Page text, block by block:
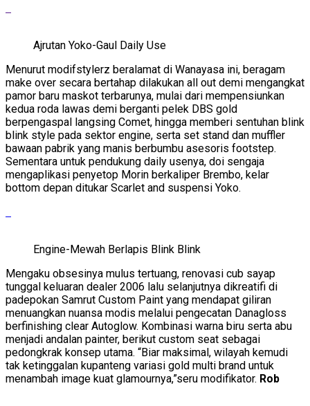
Ajrutan Yoko-Gaul Daily Use
Menurut modifstylerz beralamat di Wanayasa ini, beragam
make over secara bertahap dilakukan all out demi mengangkat
pamor baru maskot terbarunya, mulai dari mempensiunkan
kedua roda lawas demi berganti pelek DBS gold
berpengaspal langsing Comet, hingga memberi sentuhan blink
blink style pada sektor engine, serta set stand dan muffler
bawaan pabrik yang manis berbumbu asesoris footstep.
Sementara untuk pendukung daily usenya, doi sengaja
mengaplikasi penyetop Morin berkaliper Brembo, kelar
bottom depan ditukar Scarlet and suspensi Yoko.
Engine-Mewah Berlapis Blink Blink
Mengaku obsesinya mulus tertuang, renovasi cub sayap
tunggal keluaran dealer 2006 lalu selanjutnya dikreatifi di
padepokan Samrut Custom Paint yang mendapat giliran
menuangkan nuansa modis melalui pengecatan Danagloss
berfinishing clear Autoglow. Kombinasi warna biru serta abu
menjadi andalan painter, berikut custom seat sebagai
pedongkrak konsep utama. “Biar maksimal, wilayah kemudi
tak ketinggalan kupanteng variasi gold multi brand untuk
menambah image kuat glamournya,”seru modifikator. Rob